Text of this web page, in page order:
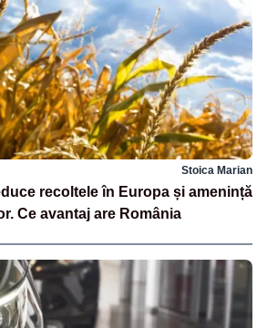
Stoica Marian
recoltele în Europa și amenință
Ce avantaj are România